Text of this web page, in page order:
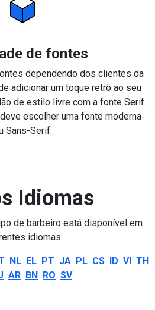
de fontes
dependendo dos clientes da
adicionar um toque retrô ao seu
de estilo livre com a fonte Serif.
escolher uma fonte moderna
Sans-Serif.
Idiomas
de barbeiro está disponível em
idiomas:
NL EL PT JA PL CS ID VI TH
AR BN RO SV